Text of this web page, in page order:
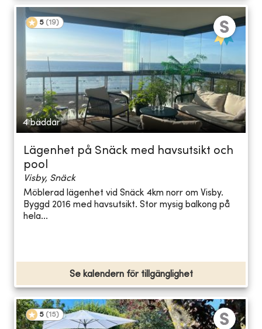
5 (19)
4 bäddar
Lägenhet på Snäck med havsutsikt och
pool
Visby, Snäck
Möblerad lägenhet vid Snäck 4km norr om Visby.
Byggd 2016 med havsutsikt. Stor mysig balkong på
hela...
Se kalendern för tillgänglighet
5 (15)